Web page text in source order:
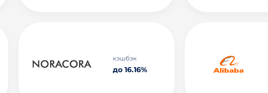
кэшбэк
до 16.16%